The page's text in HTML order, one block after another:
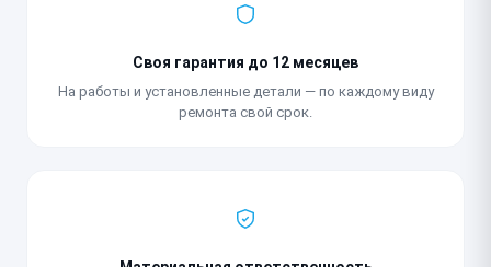
Своя гарантия до 12 месяцев
На работы и установленные детали — по каждому виду
ремонта свой срок.